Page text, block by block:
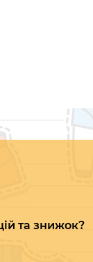
та знижок?